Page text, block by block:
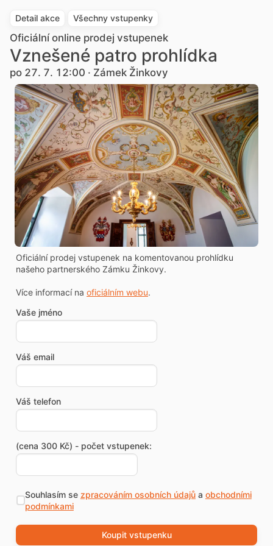
Detail akce Všechny vstupenky
Oficiální online prodej vstupenek
Vznešené patro prohlídka
po 27. 7. 12:00 · Zámek Žinkovy
Oficiální prodej vstupenek na komentovanou prohlídku
našeho partnerského Zámku Žinkovy.
Více informací na oficiálním webu.
Vaše jméno
Váš email
Váš telefon
(cena 300 Kč) - počet vstupenek:
Souhlasím se zpracováním osobních údajůa obchodními
podmínkami
Koupit vstupenku